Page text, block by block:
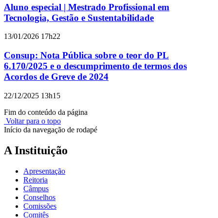
Aluno especial | Mestrado Profissional em
Tecnologia, Gestão e Sustentabilidade
13/01/2026 17h22
Consup: Nota Pública sobre o teor do PL
6.170/2025 e o descumprimento de termos dos
Acordos de Greve de 2024
22/12/2025 13h15
Fim do conteúdo da página
Voltar para o topo
Início da navegação de rodapé
A Instituição
Apresentação
Reitoria
Câmpus
Conselhos
Comissões
Comitês